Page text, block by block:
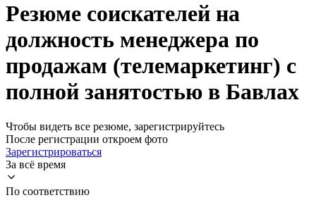
Резюме соискателей на
должность менеджера по
продажам (телемаркетинг) с
полной занятостью в Бавлах
Чтобы видеть все резюме, зарегистрируйтесь
После регистрации откроем фото
Зарегистрироваться
За всё время
По соответствию